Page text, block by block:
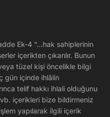
Ek-4 “…hak sahiplerinin
içerikten çıkarılır. Bunun
tüzel kişi öncelikle bilgi
gün içinde ihlâlin
telif hakkı ihlali olduğunu
içerikleri bize bildirmeniz
yapılarak ilgili içerik